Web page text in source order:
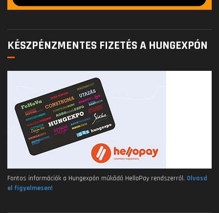
KÉSZPÉNZMENTES FIZETÉS A HUNGEXPÓN
Fontos információk a Hungexpón működő HelloPay rendszerről. Olvasd
el figyelmesen!